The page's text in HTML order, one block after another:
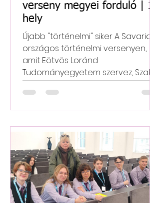
verseny megyei forduló | 1.
hely
Újabb "történelmi" siker A Savaria
országos történelmi versenyen,
amit Eötvös Loránd
Tudományegyetem szervez, Szabó
Ádám 9/a osztályos tanulónk a
Fejér vármegyei fordulón kiváló
teljesítményt nyújtva első helyezést
tanár úr volt. Büszkék vagyunk rád
Ádám – csak így tovább!